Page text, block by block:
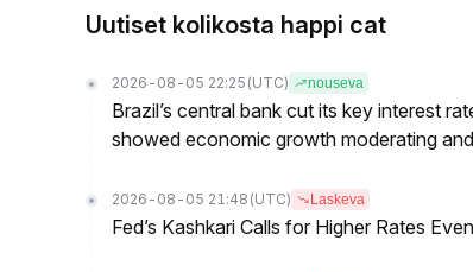
Uutiset kolikosta happi cat
2026-08-05 22:25 (UTC) nouseva
Brazil’s central bank cut its key interest
showed economic growth moderating
2026-08-05 21:48 (UTC) Laskeva
Fed’s Kashkari Calls for Higher Rates